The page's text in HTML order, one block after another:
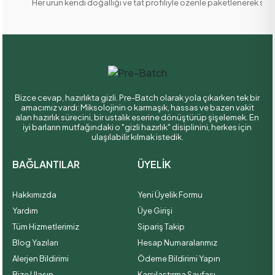
yüksek nitelikli kokteyl deneyimini mekan ve yetkinlik sınırı
miksolojinin en pratik ve en kaliteli haliyle tanışmaya davet ediyoruz.
Her ürün kendi doğallığı ve tat profiliyle özenle paketlenerek size
Bizce cevap, hazırlıkta gizli. Pre-Batch olarak yola çıkarken tek bir
amacımız vardı: Miksolojinin o karmaşık, hassas ve bazen vakit
alan hazırlık sürecini, bir ustalık eserine dönüştürüp şişelemek. En
iyi barların mutfağındaki o "gizli hazırlık" disiplinini, herkes için
ulaşılabilir kılmak istedik.
BAĞLANTILAR
Hakkımızda
Yardım
Tüm Hizmetlerimiz
Blog Yazıları
Alerjen Bildirimi
ÜYELİK
Yeni Üyelik Formu
Üye Girişi
Sipariş Takip
Hesap Numaralarımız
Ödeme Bildirimi Yapın